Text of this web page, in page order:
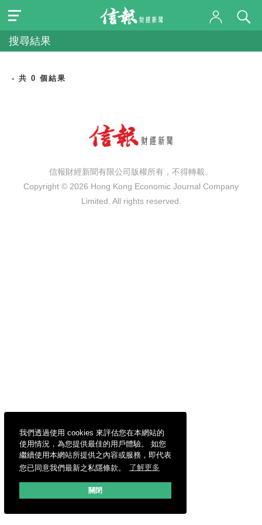
我們透過使用 cookies 來評估您在本網站的
使用情況，為您提供最佳的用戶體驗。 如您
繼續使用本網站所提供之內容或服務，即代表
您已同意我們最新之私隱條款。
了解更多
關閉
搜尋結果
- 共 0 個結果
信報財經新聞有限公司版權所有，不得轉載。
Copyright © 2026 Hong Kong Economic Journal Company
Limited. All rights reserved.